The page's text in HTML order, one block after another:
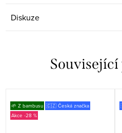
Diskuze
🌱 Z bambusu 🇨🇿 Česká značka
-28 %